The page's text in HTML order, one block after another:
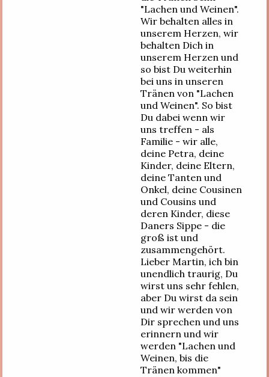
"Lachen und Weinen".
Wir behalten alles in
unserem Herzen, wir
behalten Dich in
unserem Herzen und
so bist Du weiterhin
bei uns in unseren
Tränen von "Lachen
und Weinen". So bist
Du dabei wenn wir
uns treffen - als
Familie - wir alle,
deine Petra, deine
Kinder, deine Eltern,
deine Tanten und
Onkel, deine Cousinen
und Cousins und
deren Kinder, diese
Daners Sippe - die
groß ist und
zusammengehört.
Lieber Martin, ich bin
unendlich traurig, Du
wirst uns sehr fehlen,
aber Du wirst da sein
und wir werden von
Dir sprechen und uns
erinnern und wir
werden "Lachen und
Weinen, bis die
Tränen kommen"